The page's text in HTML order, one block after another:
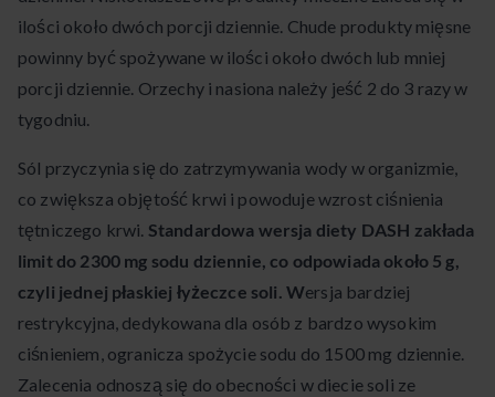
ilości około dwóch porcji dziennie. Chude produkty mięsne
powinny być spożywane w ilości około dwóch lub mniej
porcji dziennie. Orzechy i nasiona należy jeść 2 do 3 razy w
tygodniu.
Sól przyczynia się do zatrzymywania wody w organizmie,
co zwiększa objętość krwi i powoduje wzrost ciśnienia
tętniczego krwi. Standardowa wersja diety DASH zakłada
limit do 2300 mg sodu dziennie, co odpowiada około 5 g,
czyli jednej płaskiej łyżeczce soli. Wersja bardziej
restrykcyjna, dedykowana dla osób z bardzo wysokim
ciśnieniem, ogranicza spożycie sodu do 1500 mg dziennie.
Zalecenia odnoszą się do obecności w diecie soli ze